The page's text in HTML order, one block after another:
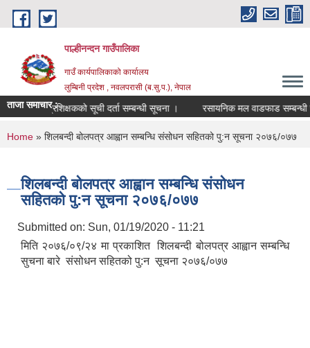
Skip to main content
पाल्हीनन्दन गाउँपालिका
गाउँ कार्यपालिकाको कार्यालय
लुम्बिनी प्रदेश , नवलपरासी (ब.सु.प.), नेपाल
ताजा समाचार :प्रशिक्षकको सूची दर्ता सम्बन्धी सूचना । रसायनिक मल वाडफाड सम्बन्धी
You are here
Home » शिलबन्दी बोलपत्र आह्वान सम्बन्धि संसोधन सहितको पु:न सूचना २०७६/०७७
शिलबन्दी बोलपत्र आह्वान सम्बन्धि संसोधन
सहितको पु:न सूचना २०७६/०७७
Submitted on: Sun, 01/19/2020 - 11:21
मिति २०७६/०९/२४ मा प्रकाशित शिलबन्दी बोलपत्र आह्वान सम्बन्धि
सुचना बारे संसोधन सहितको पु:न सूचना २०७६/०७७